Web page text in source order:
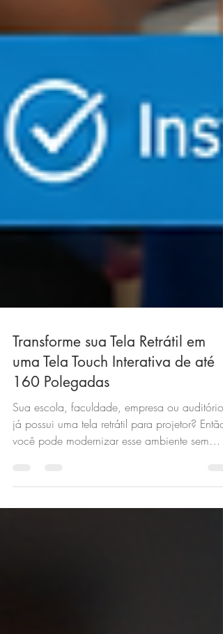
Transforme sua Tela Retrátil em
uma Tela Touch Interativa de até
160 Polegadas
Sua escola, faculdade, empresa ou auditório
substituir os equipamentos existentes. Com a
tecnologia da Goobotech